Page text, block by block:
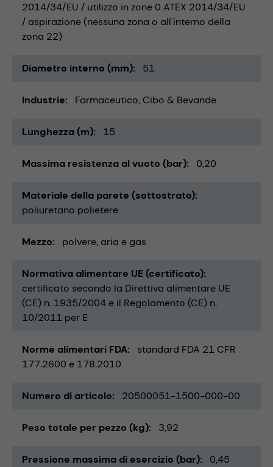
2014/34/EU / utilizzo in zone 0 ATEX 2014/34/EU
/ aspirazione (nessuna zona o all'interno della
zona 22)
Diametro interno (mm) 51
Industrie Farmaceutico Cibo & Bevande
Lunghezza (m) 15
Massima resistenza al vuoto (bar) 0,20
Materiale della parete (sottostrato)
poliuretano polietere
Mezzo polvere aria e gas
Normativa alimentare UE (certificato)
certificato secondo la Direttiva alimentare UE
(CE) n. 1935/2004 e il Regolamento (CE) n.
10/2011 per E
Norme alimentari FDA
standard FDA 21 CFR
177.2600 e 178.2010
Numero di articolo 20500051-1500-000-00
Peso totale per pezzo (kg) 3,92
Pressione massima di esercizio (bar) 0,45